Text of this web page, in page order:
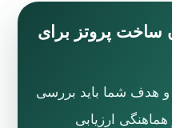
ساخت پروتز برای
شما باید بررسی
ارزیابی